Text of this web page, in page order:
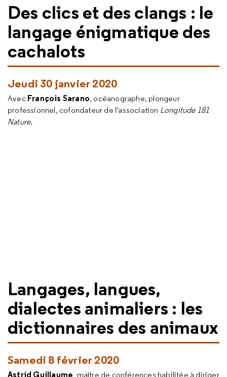
Des clics et des clangs : le
langage énigmatique des
cachalots
Jeudi 30 janvier 2020
Avec François Sarano, océanographe, plongeur
professionnel, cofondateur de l'association Longitude 181
Nature.
Langages, langues,
dialectes animaliers : les
dictionnaires des animaux
Samedi 8 février 2020
Astrid Guillaume , maître de conférences habilitée à diriger